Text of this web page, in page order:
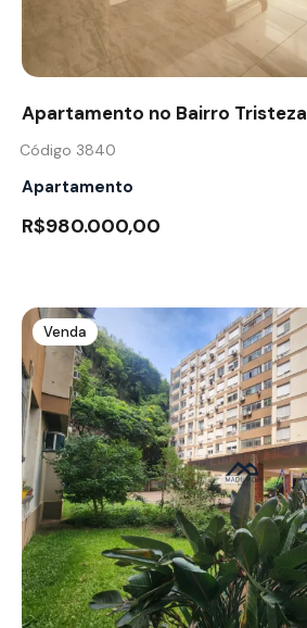
Apartamento no Bairro Tristeza
Código 3840
Apartamento
R$980.000,00
Venda